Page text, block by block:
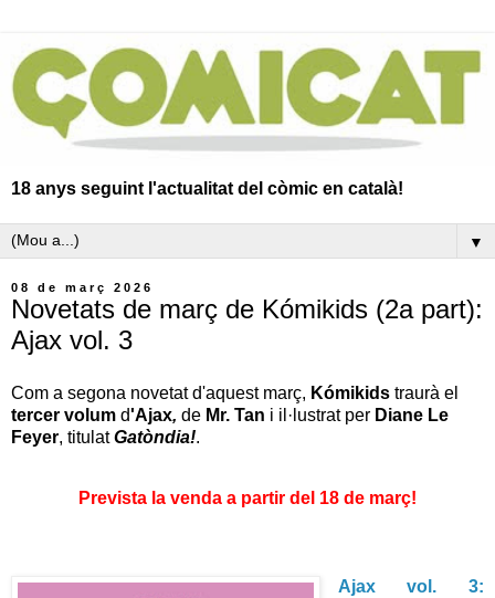
18 anys seguint l'actualitat del còmic en català!
▼
08 de març 2026
Novetats de març de Kómikids (2a part):
Ajax vol. 3
Com a segona novetat d'aquest març, Kómikids traurà el
tercer volum d'Ajax, de Mr. Tan i il·lustrat per Diane Le
Feyer, titulatGatòndia!.
Prevista la venda a partir del 18 de març!
Ajax vol. 3: